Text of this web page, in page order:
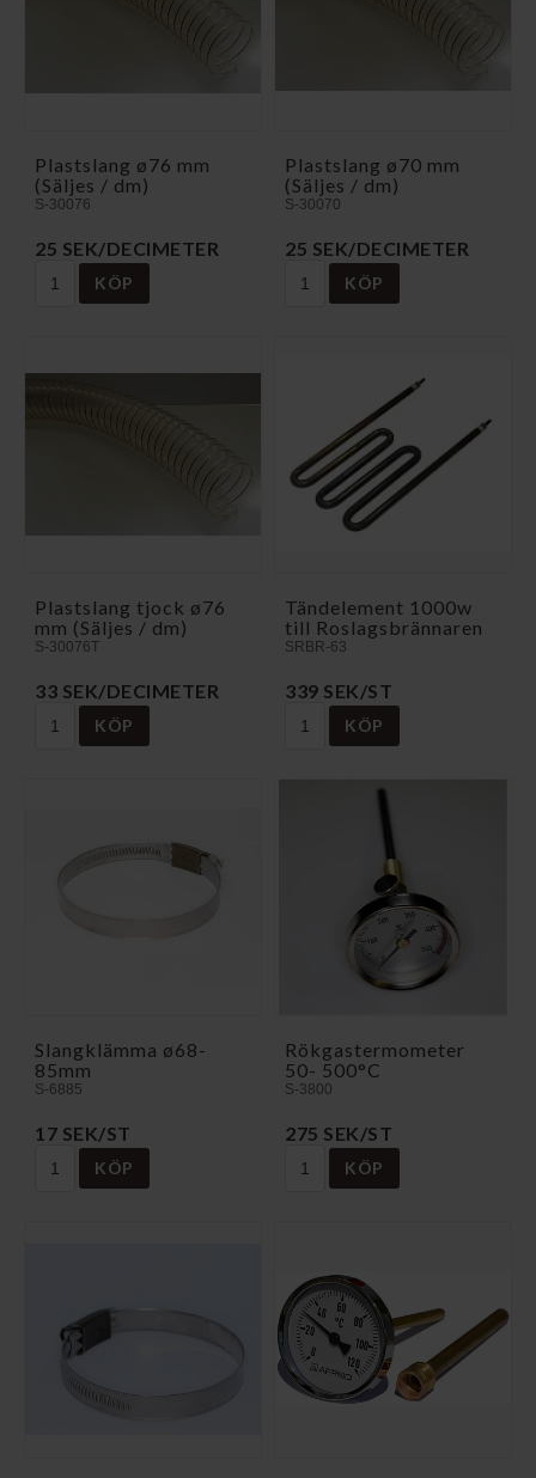
Plastslang ø76 mm
(Säljes / dm)
S-30076
25 SEK/DECIMETER
KÖP
Plastslang ø70 mm
(Säljes / dm)
S-30070
25 SEK/DECIMETER
KÖP
Plastslang tjock ø76
mm (Säljes / dm)
S-30076T
33 SEK/DECIMETER
KÖP
Tändelement 1000w
till Roslagsbrännaren
SRBR-63
339 SEK/ST
KÖP
Slangklämma ø68-
85mm
S-6885
17 SEK/ST
KÖP
Rökgastermometer
50- 500°C
S-3800
275 SEK/ST
KÖP